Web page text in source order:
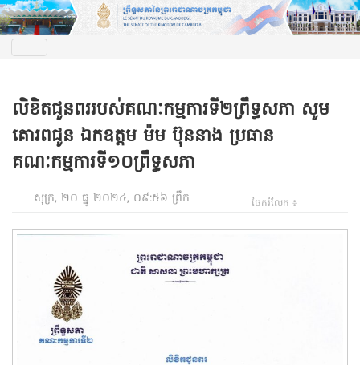
លិខិតជូនពររបស់គណៈកម្មការទី២ព្រឹទ្ធសភា សូម
គោរពជូន ឯកឧត្តម ម៉ម ប៊ុននាង ប្រធាន
គណៈកម្មការទី១០ព្រឹទ្ធសភា
សុក្រ, ២០ ធ្នូ ២០២៤, ០៩:៥៦ ព្រឹក ចែករំលែក ៖